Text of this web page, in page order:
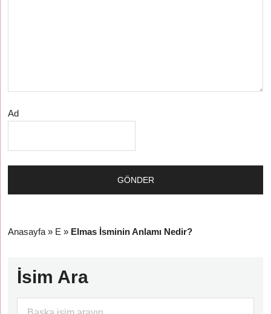
Ad
Anasayfa » E » Elmas İsminin Anlamı Nedir?
İsim Ara